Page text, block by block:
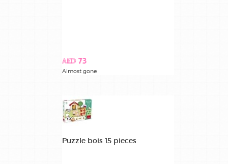
AED 73
Almost gone
Puzzle bois 15 pieces